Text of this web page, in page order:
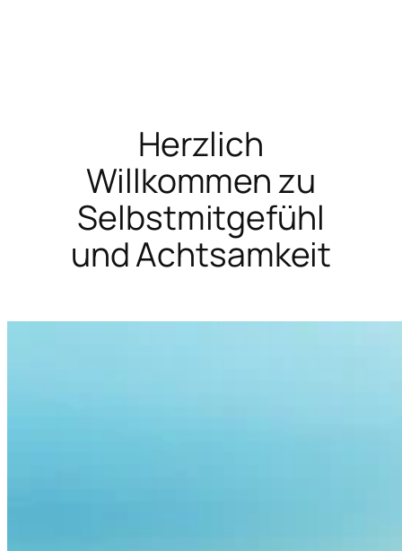
Herzlich
Willkommen zu
Selbstmitgefühl
und Achtsamkeit